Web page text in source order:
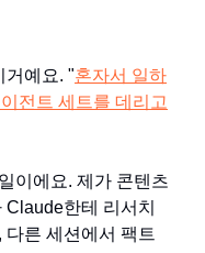
거예요. "혼자서 일하
전트 세트를 데리고
이에요. 제가 콘텐츠
한테 리서치
른 세션에서 팩트